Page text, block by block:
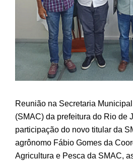
Reunião na Secretaria
(SMAC) da prefeitura do Rio de
participação do novo titular da
agrônomo Fábio Gomes da
Agricultura e Pesca da SMAC,